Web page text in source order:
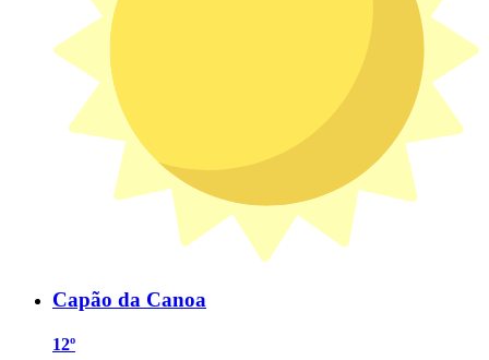
Capão da Canoa
12º